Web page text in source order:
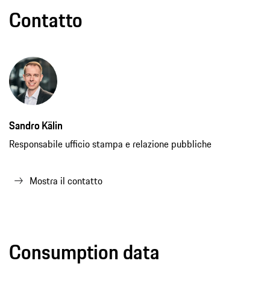
Contatto
Sandro Kälin
Responsabile ufficio stampa e relazione pubbliche
Mostra il contatto
Consumption data